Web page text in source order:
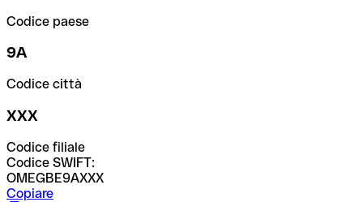
Codice paese
9A
Codice città
XXX
Codice filiale
Codice SWIFT:
OMEGBE9AXXX
Copiare